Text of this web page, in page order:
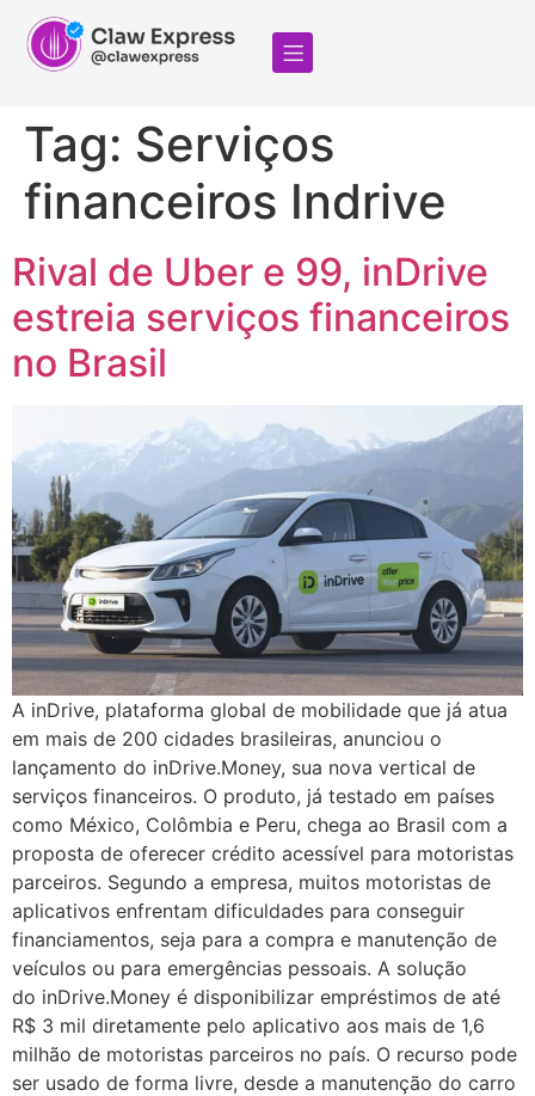
Tag: Serviços
financeiros Indrive
Rival de Uber e 99, inDrive
estreia serviços financeiros
no Brasil
A inDrive, plataforma global de mobilidade que já atua
em mais de 200 cidades brasileiras, anunciou o
lançamento do inDrive.Money, sua nova vertical de
serviços financeiros. O produto, já testado em países
como México, Colômbia e Peru, chega ao Brasil com a
proposta de oferecer crédito acessível para motoristas
parceiros. Segundo a empresa, muitos motoristas de
aplicativos enfrentam dificuldades para conseguir
financiamentos, seja para a compra e manutenção de
veículos ou para emergências pessoais. A solução
do inDrive.Money é disponibilizar empréstimos de até
R$ 3 mil diretamente pelo aplicativo aos mais de 1,6
milhão de motoristas parceiros no país. O recurso pode
ser usado de forma livre, desde a manutenção do carro